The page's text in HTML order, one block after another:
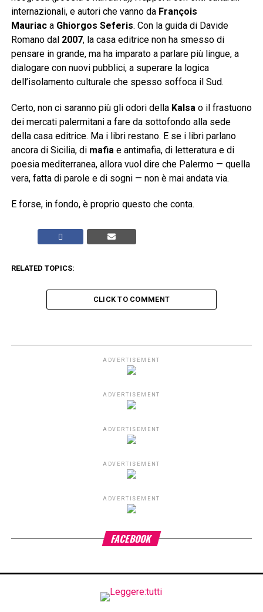
internazionali, e autori che vanno da François
Mauriaca Ghiorgos Seferis. Con la guida di Davide
Romano dal 2007, la casa editrice non ha smesso di
pensare in grande, ma ha imparato a parlare più lingue, a
dialogare con nuovi pubblici, a superare la logica
dell’isolamento culturale che spesso soffoca il Sud.
Certo, non ci saranno più gli odori della Kalsao il frastuono
dei mercati palermitani a fare da sottofondo alla sede
della casa editrice. Ma i libri restano. E se i libri parlano
ancora di Sicilia, di mafiae antimafia, di letteratura e di
poesia mediterranea, allora vuol dire che Palermo — quella
vera, fatta di parole e di sogni — non è mai andata via.
E forse, in fondo, è proprio questo che conta.
RELATED TOPICS:
CLICK TO COMMENT
ADVERTISEMENT
ADVERTISEMENT
ADVERTISEMENT
ADVERTISEMENT
ADVERTISEMENT
FACEBOOK